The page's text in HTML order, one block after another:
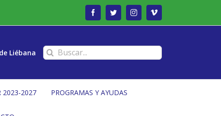
FacebookTwitterInstagramVimeo
Liébana Buscar:
2023-2027 PROGRAMAS Y AYUDAS